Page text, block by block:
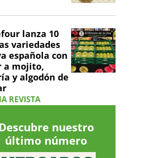
lanza 10
variedades
española con
a mojito,
y algodón de
REVISTA
Descubre nuestro
último número